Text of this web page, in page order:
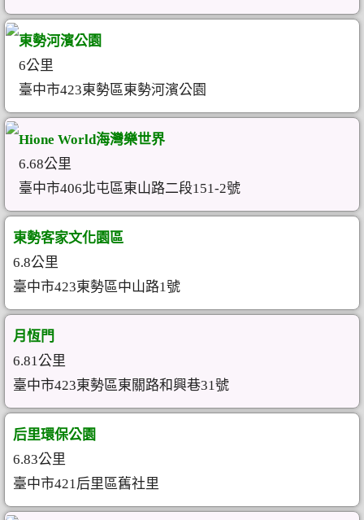
東勢河濱公園
6公里
臺中市423東勢區東勢河濱公園
Hione World海灣樂世界
6.68公里
臺中市406北屯區東山路二段151-2號
東勢客家文化園區
6.8公里
臺中市423東勢區中山路1號
月恆門
6.81公里
臺中市423東勢區東關路和興巷31號
后里環保公園
6.83公里
臺中市421后里區舊社里